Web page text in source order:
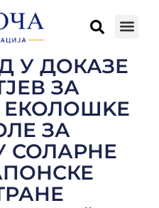
У ДОКАЗЕ
ЗА
ЗА
СОЛАРНЕ